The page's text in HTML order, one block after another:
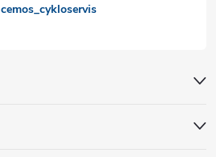
cemos_cykloservis